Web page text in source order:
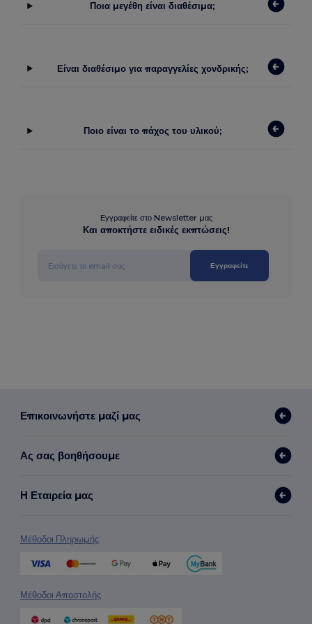
Ποια μεγέθη είναι διαθέσιμα;
Είναι διαθέσιμο για παραγγελίες χονδρικής;
Ποιο είναι το πάχος του υλικού;
Εγγραφείτε στο Newsletter μας
Και αποκτήστε ειδικές εκπτώσεις!
Εγγραφείτε
Επικοινωνήστε μαζί μας
Ας σας βοηθήσουμε
Η Εταιρεία μας
Μέθοδοι Πληρωμής
Μέθοδοι Αποστολής